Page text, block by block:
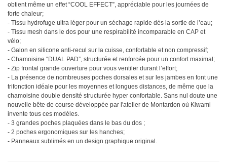
obtient même un effet “COOL EFFECT”, appréciable pour les journées de
forte chaleur;
- Tissu hydrofuge ultra léger pour un séchage rapide dès la sortie de l’eau;
- Tissu mesh dans le dos pour une respirabilité incomparable en CAP et
vélo;
- Galon en silicone anti-recul sur la cuisse, confortable et non compressif;
- Chamoisine “DUAL PAD”, structurée et renforcée pour un confort maximal;
- Zip frontal grande ouverture pour vous ventiler durant l’effort;
- La présence de nombreuses poches dorsales et sur les jambes en font une
trifonction idéale pour les moyennes et longues distances, de même que la
chamoisine double densité structurée hyper confortable. Sans nul doute une
nouvelle bête de course développée par l'atelier de Montardon où Kiwami
invente tous ces modèles.
- 3 grandes poches plaquées dans le bas du dos ;
- 2 poches ergonomiques sur les hanches;
- Panneaux sublimés en un design graphique original.